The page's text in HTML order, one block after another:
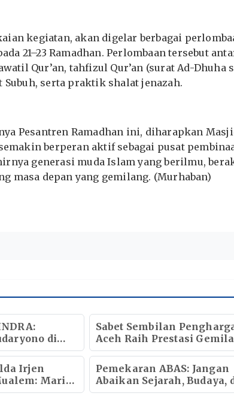
kegiatan, akan digelar berbagai
21–23 Ramadhan. Perlombaan tersebut
Qur’an, tahfizul Qur’an (surat Ad-Dhuha
Subuh, serta praktik shalat jenazah.
Pesantren Ramadhan ini, diharapkan
berperan aktif sebagai pusat
generasi muda Islam yang berilmu,
masa depan yang gemilang. (Murhaban)
di
Generasi
Sabet Sembilan
Aceh Raih Prestasi
Anugerah Adinata Syariah
Irjen
Mari
Aceh
Pemekaran ABAS: Jangan
Abaikan Sejarah, Budaya,
Masa Depan Ekonomi